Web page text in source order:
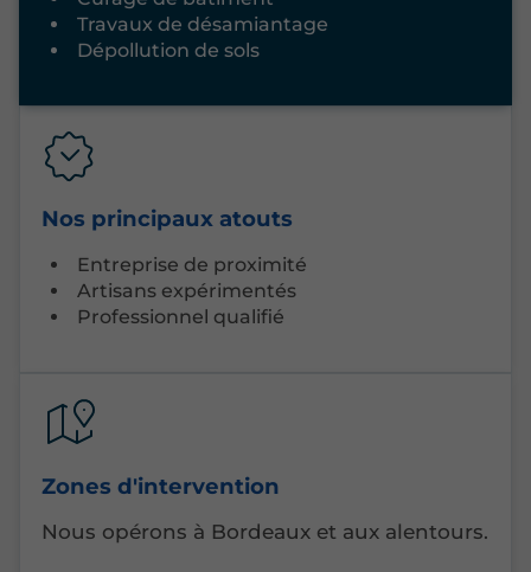
Travaux de désamiantage
Dépollution de sols
Nos principaux atouts
Entreprise de proximité
Artisans expérimentés
Professionnel qualifié
Zones d'intervention
Nous opérons à Bordeaux et aux alentours.